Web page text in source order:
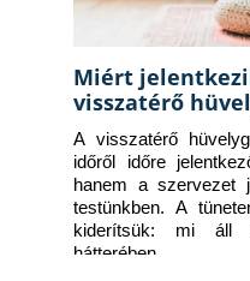
Miért
visszatérő
A visszatérő
időről időre
hanem a szervezet
testünkben. A
kiderítsük: mi áll
hátterében.